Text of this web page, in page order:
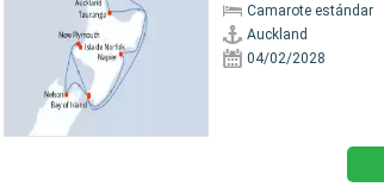
Camarote estándar
Auckland
04/02/2028